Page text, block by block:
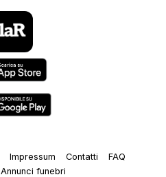
Impressum Contatti
FAQ
Annunci funebri